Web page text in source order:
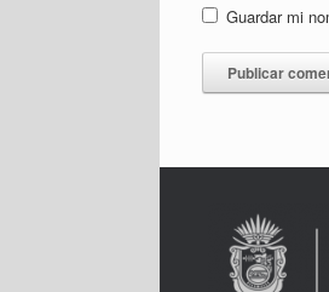
Guardar mi